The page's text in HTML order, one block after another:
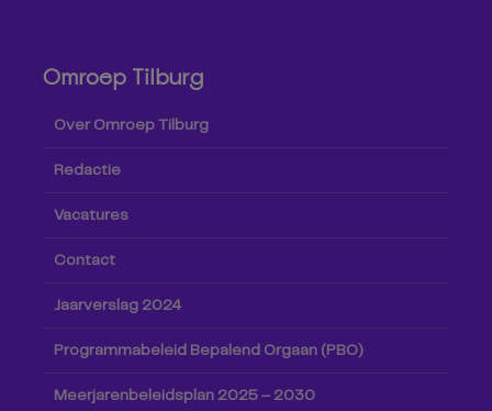
Omroep Tilburg
Over Omroep Tilburg
Redactie
Vacatures
Contact
Jaarverslag 2024
Programmabeleid Bepalend Orgaan (PBO)
Meerjarenbeleidsplan 2025 – 2030